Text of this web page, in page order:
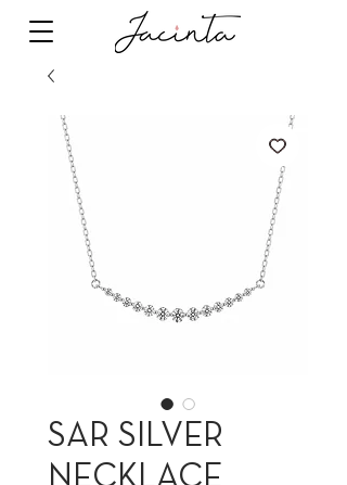
SAR SILVER
NECKLACE